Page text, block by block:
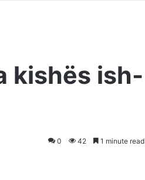
kishës ish-
0 42 1 minute read